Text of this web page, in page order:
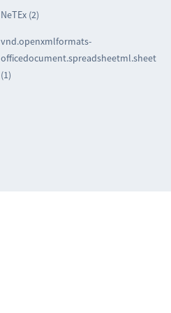
NeTEx (2)
vnd.openxmlformats-
officedocument.spreadsheetml.sheet
(1)